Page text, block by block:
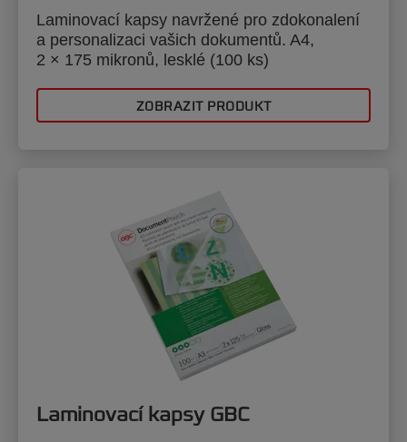
Laminovací kapsy navržené pro zdokonalení
a personalizaci vašich dokumentů. A4,
2 × 175 mikronů, lesklé (100 ks)
ZOBRAZIT PRODUKT
Laminovací kapsy GBC